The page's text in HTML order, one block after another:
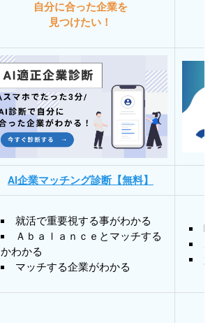
自分に合った企業を
見つけたい！
AI企業マッチング診断【無料】
就活で重要視する事がわかる
Ａｂａｌａｎｃｅとマッチする
かわかる
マッチする企業がわかる
質